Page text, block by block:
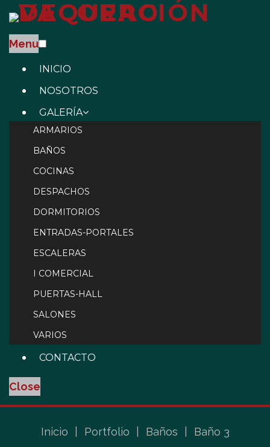
Menu
INICIO
NOSOTROS
GALERÍA
ARMARIOS
BAÑOS
COCINAS
DESPACHOS
DORMITORIOS
ENTRADAS-PORTALES
ESCALERAS
I COMERCIAL
PUERTAS-HALL
SALONES
VARIOS
CONTACTO
Close
Inicio Portfolio Baños Baño 3